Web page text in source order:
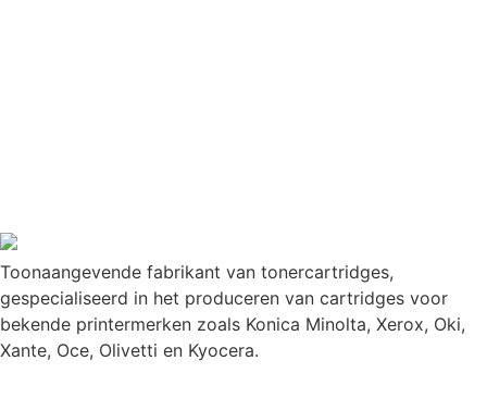
Toonaangevende fabrikant van tonercartridges,
gespecialiseerd in het produceren van cartridges voor
bekende printermerken zoals Konica Minolta, Xerox, Oki,
Xante, Oce, Olivetti en Kyocera.